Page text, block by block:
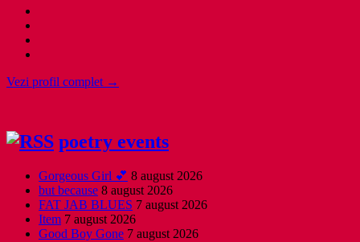
Vezi profil complet →
poetry events
Gorgeous Girl 💕 8 august 2026
but because 8 august 2026
FAT JAB BLUES 7 august 2026
Item 7 august 2026
Good Boy Gone 7 august 2026